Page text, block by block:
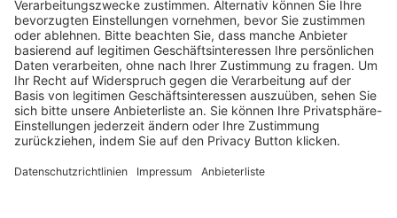
Schulungsangebot Vereinsmitarbeiter
BFV-Geschäftsstellen
Trainerbörse
Login SpielPlus
FOLGE DEM BFV